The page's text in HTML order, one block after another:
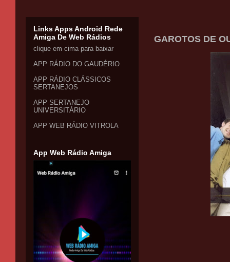
GAROTOS DE
Links Apps Android Rede
Amiga De Web Rádios
clique em cima para baixar
APP RÁDIO DO GAUDÉRIO
APP RÁDIO CLÁSSICOS
SERTANEJOS
APP SERTANEJO
UNIVERSITÁRIO
APP WEB RÁDIO VITROLA
App Web Rádio Amiga